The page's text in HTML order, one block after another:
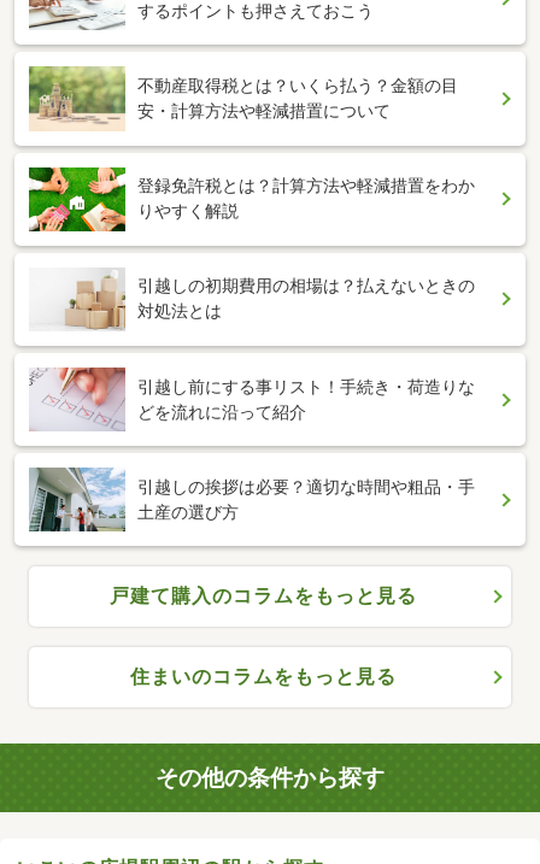
するポイントも押さえておこう
不動産取得税とは？いくら払う？金額の目
安・計算方法や軽減措置について
登録免許税とは？計算方法や軽減措置をわか
りやすく解説
引越しの初期費用の相場は？払えないときの
対処法とは
引越し前にする事リスト！手続き・荷造りな
どを流れに沿って紹介
引越しの挨拶は必要？適切な時間や粗品・手
土産の選び方
戸建て購入のコラムをもっと見る
住まいのコラムをもっと見る
その他の条件から探す